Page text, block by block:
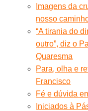
Imagens da
nosso
“A tirania do
outro”, diz o
Quaresma
Para, olha e
Francisco
Fé e dúvida
Iniciados à